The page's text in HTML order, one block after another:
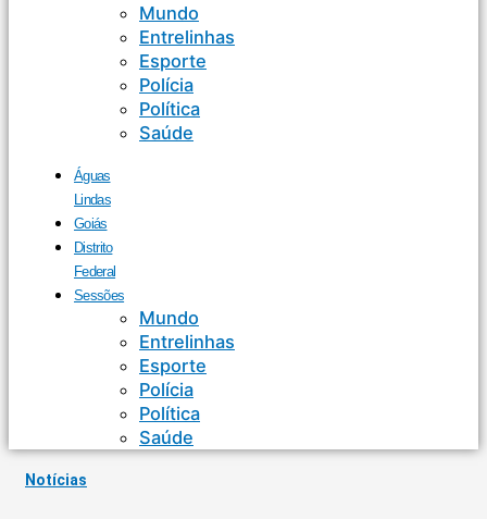
Mundo
Entrelinhas
Esporte
Polícia
Política
Saúde
Águas
Lindas
Goiás
Distrito
Federal
Sessões
Mundo
Entrelinhas
Esporte
Polícia
Política
Saúde
Notícias